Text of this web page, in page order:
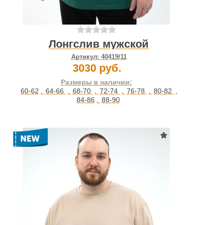
Лонгслив мужской
Артикул: 40419/11
3030 руб.
Размеры в наличии:
60-62
64-66 68-70 72-74 76-78 80-82
84-86
88-90